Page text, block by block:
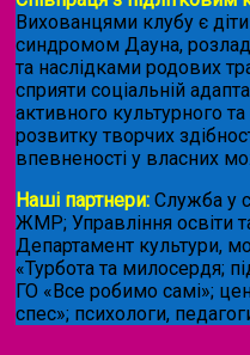
Вихованцями клубу є
синдромом Дауна,
та наслідками родових
сприяти соціальній
активного культурного
розвитку творчих
впевненості у власних
Наші партнери: Служба у
ЖМР; Управління
Департамент культури,
«Турбота та милосердя;
ГО «Все робимо самі»;
спес»; психологи,